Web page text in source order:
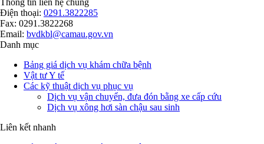
Điện thoại: 0291.3822285
Fax: 0291.3822268
Email: bvdkbl@camau.gov.vn
Danh mục
Bảng giá dịch vụ khám chữa bệnh
Vật tư Y tế
Các kỹ thuật dịch vụ phục vụ
Dịch vụ vận chuyển, đưa đón bằng xe cấp cứu
Dịch vụ xông hơi sàn chậu sau sinh
Liên kết nhanh